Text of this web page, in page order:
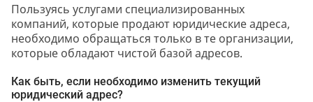
Пользуясь услугами специализированных
компаний, которые продают юридические адреса,
необходимо обращаться только в те организации,
которые обладают чистой базой адресов.
Как быть, если необходимо изменить текущий
юридический адрес?